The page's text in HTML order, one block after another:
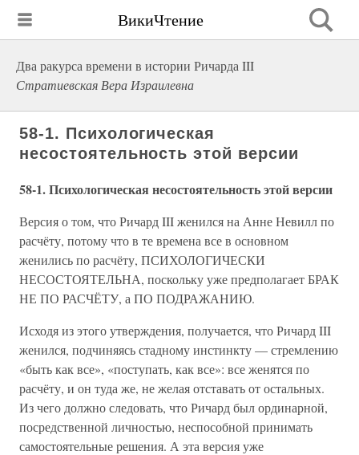
ВикиЧтение
Два ракурса времени в истории Ричарда III
Стратиевская Вера Израилевна
58-1. Психологическая
несостоятельность этой версии
58-1. Психологическая несостоятельность этой версии
Версия о том, что Ричард III женился на Анне Невилл по
расчёту, потому что в те времена все в основном
женились по расчёту, ПСИХОЛОГИЧЕСКИ
НЕСОСТОЯТЕЛЬНА, поскольку уже предполагает БРАК
НЕ ПО РАСЧЁТУ, а ПО ПОДРАЖАНИЮ.
Исходя из этого утверждения, получается, что Ричард III
женился, подчиняясь стадному инстинкту — стремлению
«быть как все», «поступать, как все»: все женятся по
расчёту, и он туда же, не желая отставать от остальных.
Из чего должно следовать, что Ричард был ординарной,
посредственной личностью, неспособной принимать
самостоятельные решения. А эта версия уже